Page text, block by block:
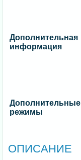
Дополнительная
информация
Дополнительные
режимы
ОПИСАНИЕ